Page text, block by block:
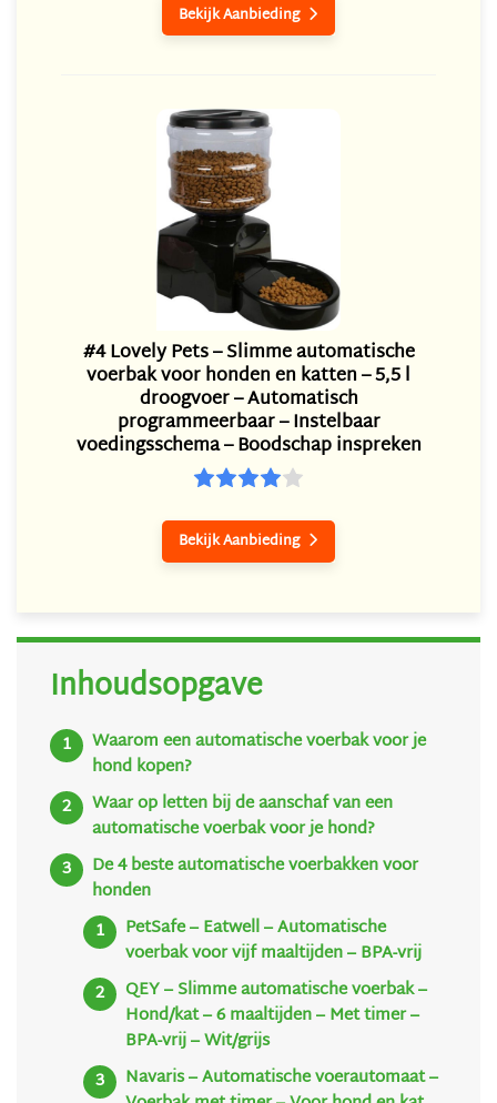
Bekijk Aanbieding 
#4 Lovely Pets – Slimme automatische
voerbak voor honden en katten – 5,5 l
droogvoer – Automatisch
programmeerbaar – Instelbaar
voedingsschema – Boodschap inspreken
Bekijk Aanbieding 
Inhoudsopgave
Waarom een automatische voerbak voor je
hond kopen?
Waar op letten bij de aanschaf van een
automatische voerbak voor je hond?
De 4 beste automatische voerbakken voor
honden
PetSafe – Eatwell – Automatische
voerbak voor vijf maaltijden – BPA-vrij
QEY – Slimme automatische voerbak –
Hond/kat – 6 maaltijden – Met timer –
BPA-vrij – Wit/grijs
Navaris – Automatische voerautomaat –